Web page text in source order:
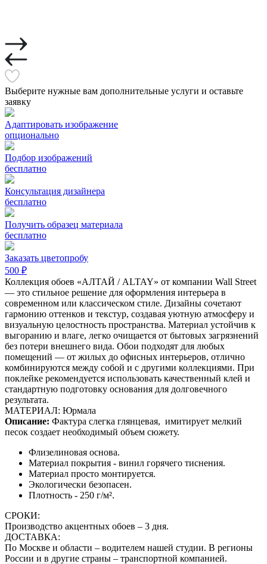
Выберите нужные вам дополнительные услуги и оставьте
заявку
Адаптировать изображение
опционально
Подбор изображений
бесплатно
Консультация дизайнера
бесплатно
Получить образец материала
бесплатно
Заказать цветопробу
500 ₽
Коллекция обоев «АЛТАЙ / ALTAY» от компании Wall Street
— это стильное решение для оформления интерьера в
современном или классическом стиле. Дизайны сочетают
гармонию оттенков и текстур, создавая уютную атмосферу и
визуальную целостность пространства. Материал устойчив к
выгоранию и влаге, легко очищается от бытовых загрязнений
без потери внешнего вида. Обои подходят для любых
помещений — от жилых до офисных интерьеров, отлично
комбинируются между собой и с другими коллекциями. При
поклейке рекомендуется использовать качественный клей и
стандартную подготовку основания для долговечного
результата.
МАТЕРИАЛ: Юрмала
Описание: Фактура слегка глянцевая, имитирует мелкий
песок создает необходимый объем сюжету.
Флизелиновая основа.
Материал покрытия - винил горячего тиснения.
Материал просто монтируется.
Экологически безопасен.
Плотность - 250 г/м².
СРОКИ:
Производство акцентных обоев – 3 дня.
ДОСТАВКА:
По Москве и области – водителем нашей студии. В регионы
России и в другие страны – транспортной компанией.